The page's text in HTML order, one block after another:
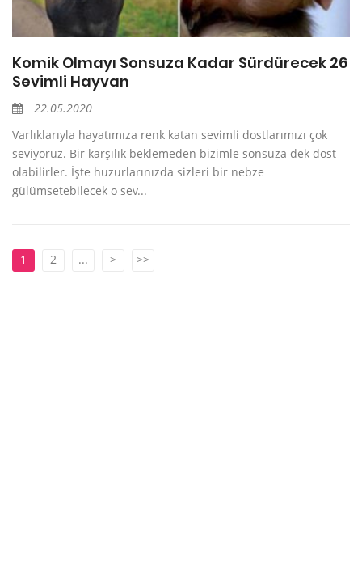
Komik Olmayı Sonsuza Kadar Sürdürecek 26
Sevimli Hayvan
22.05.2020
Varlıklarıyla hayatımıza renk katan sevimli dostlarımızı çok
seviyoruz. Bir karşılık beklemeden bizimle sonsuza dek dost
olabilirler. İşte huzurlarınızda sizleri bir nebze
gülümsetebilecek o sev...
1 2 ... > >>